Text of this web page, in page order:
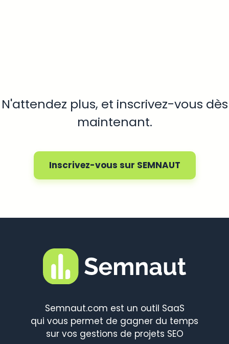
N'attendez plus, et inscrivez-vous dès
maintenant.
Inscrivez-vous sur SEMNAUT
Semnaut.com est un outil SaaS
qui vous permet de gagner du temps
sur vos gestions de projets SEO